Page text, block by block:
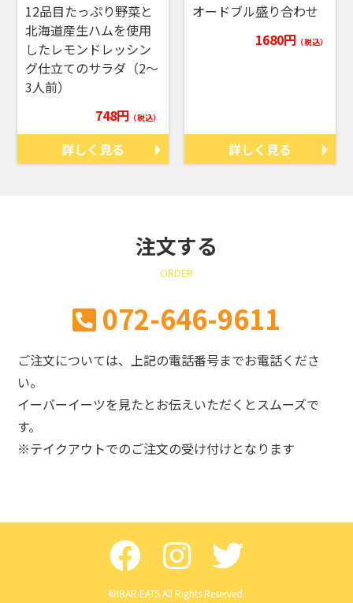
12品目たっぷり野菜と
北海道産生ハムを使用
したレモンドレッシン
グ仕立てのサラダ（2～
3人前）
748円 （税込）
詳しく見る
オードブル盛り合わせ
1680円 （税込）
詳しく見る
注文する
ORDER
072-646-9611
ご注文については、上記の電話番号までお電話くださ
い。
イーバーイーツを見たとお伝えいただくとスムーズで
す。
※テイクアウトでのご注文の受け付けとなります
©IBAR EATS All Rights Reserved.